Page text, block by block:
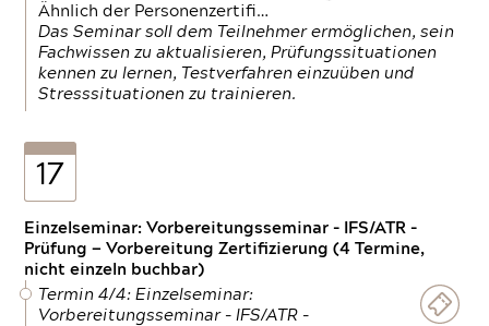
Ähnlich der Personenzertifi…
Das Seminar soll dem Teilnehmer ermöglichen, sein
Fachwissen zu aktualisieren, Prüfungssituationen
kennen zu lernen, Testverfahren einzuüben und
Stresssituationen zu trainieren.
17
Einzelseminar: Vorbereitungsseminar - IFS/ATR -
Prüfung — Vorbereitung Zertifizierung (4 Termine,
nicht einzeln buchbar)
Termin 4/4: Einzelseminar:
Vorbereitungsseminar - IFS/ATR -